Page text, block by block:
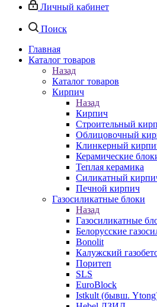
Личный кабинет
Поиск
Главная
Каталог товаров
Назад
Каталог товаров
Кирпич
Назад
Кирпич
Строительный
Облицовочный
Клинкерный
Керамические
Теплая керамика
Силикатный
Печной кирпич
Газосиликатные блоки
Назад
Газосиликатные
Белорусские
Bonolit
Калужский
Поритеп
SLS
EuroBlock
Istkult (бывш.